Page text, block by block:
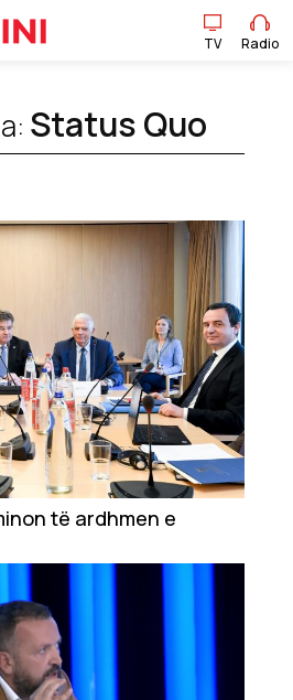
TV Radio
Status Quo
të ardhmen e